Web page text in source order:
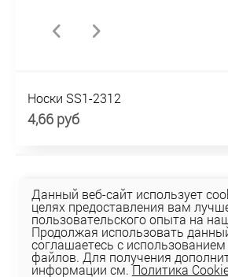
Носки SS1-2312
4,66 руб
Данный веб-сайт использует
целях предоставления вам
пользовательского опыта на
Продолжая использовать
соглашаетесь с
файлов. Для получения
информации см.Политика